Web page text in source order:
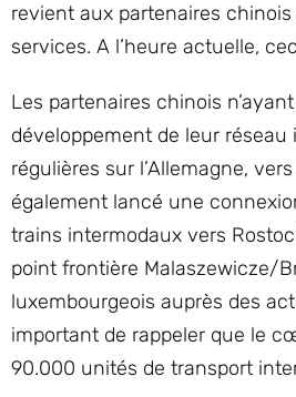
revient aux partenaires
services. A l’heure actuelle,
Les partenaires chinois
développement de leur
régulières sur l’Allemagne,
également lancé une
trains intermodaux vers
point frontière Malaszewicze/
luxembourgeois auprès des
important de rappeler que le
90.000 unités de transport